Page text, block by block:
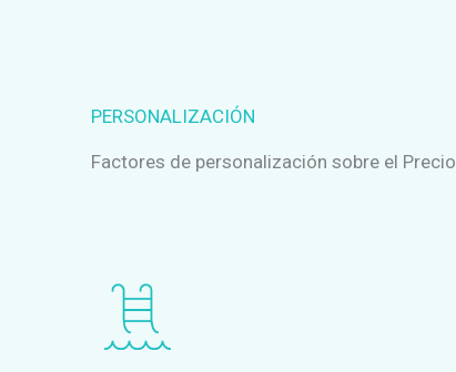
PERSONALIZACIÓN
Factores de personalización sobre el